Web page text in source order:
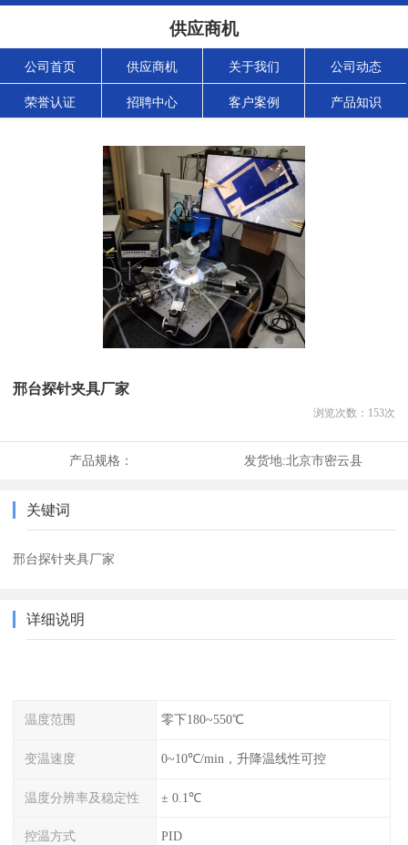
供应商机
公司首页 供应商机 关于我们 公司动态
荣誉认证 招聘中心 客户案例 产品知识
邢台探针夹具厂家
浏览次数： 153次
产品规格： 发货地:北京市密云县
关键词
邢台探针夹具厂家
详细说明
温度范围 零下180~550℃
变温速度 0~10℃/min，升降温线性可控
温度分辨率及稳定性 ± 0.1℃
控温方式 PID